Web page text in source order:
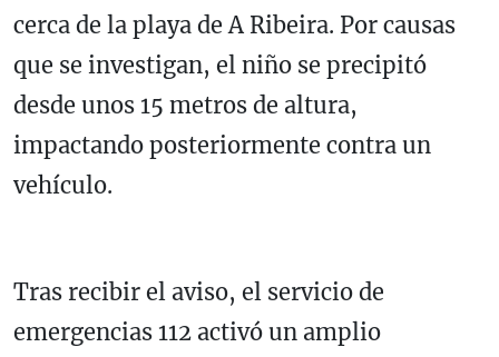
cerca de la playa de A Ribeira. Por causas
que se investigan, el niño se precipitó
desde unos 15 metros de altura,
impactando posteriormente contra un
vehículo.
Tras recibir el aviso, el servicio de
emergencias 112 activó un amplio